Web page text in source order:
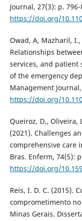
Journal, 27(3): p.
https://doi.org/
Owad, A, Mazharil,
Relationships
services, and
of the emergency
Management
https://doi.org/
Queiroz, D., Oliveira,
(2021). Challenges
comprehensive care
Bras. Enferm, 74(5):
https://doi.org/
Reis, I. D. C. (2015).
comprometimento
Minas Gerais.